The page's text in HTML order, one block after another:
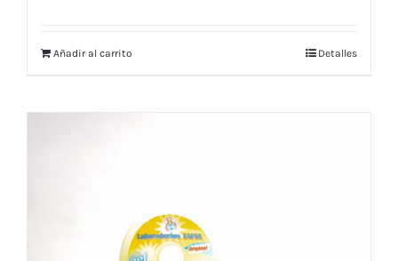
Añadir al carrito Detalles